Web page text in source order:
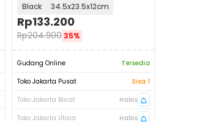
Black 34.5x23.5x12cm
Rp133.200
Rp204.90035%
Gudang Online
Tersedia
Toko Jakarta Pusat
Sisa 1
Toko Jakarta Barat
Habis
Toko Jakarta Utara
Habis